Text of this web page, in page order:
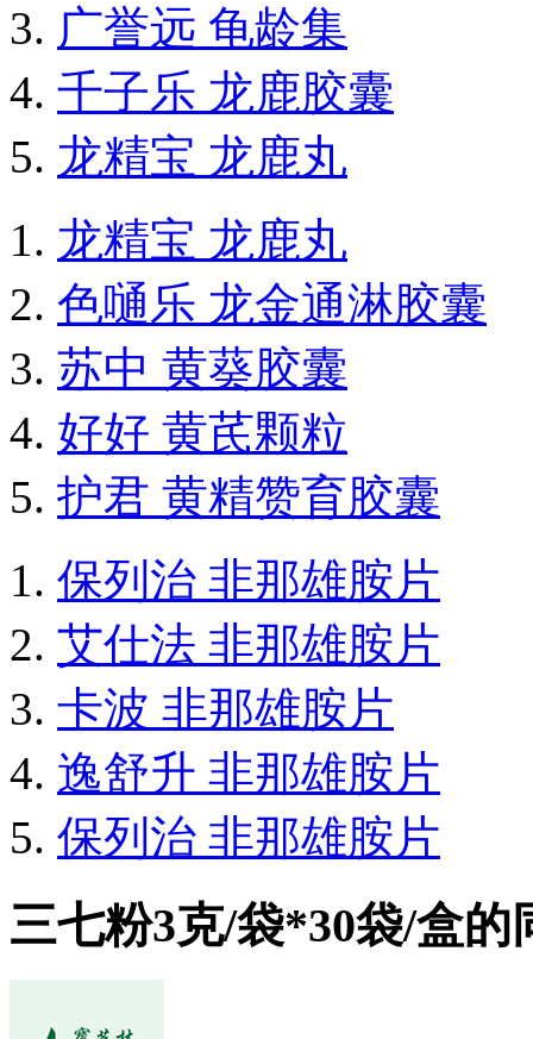
广誉远 龟龄集
千子乐 龙鹿胶囊
龙精宝 龙鹿丸
龙精宝 龙鹿丸
色嗵乐 龙金通淋胶囊
苏中 黄葵胶囊
好好 黄芪颗粒
护君 黄精赞育胶囊
保列治 非那雄胺片
艾仕法 非那雄胺片
卡波 非那雄胺片
逸舒升 非那雄胺片
保列治 非那雄胺片
三七粉3克/袋*30袋/盒的